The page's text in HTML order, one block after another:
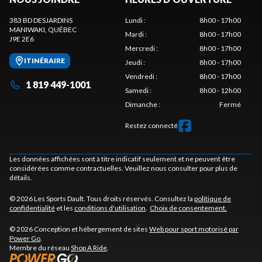
383 BD DESJARDINS
MANIWAKI, QUÉBEC
J9E 2E6
ITINÉRAIRE
1 819 449-1001
Lundi:
8h00 - 17h00
Mardi:
8h00 - 17h00
Mercredi:
8h00 - 17h00
Jeudi:
8h00 - 17h00
Vendredi:
8h00 - 17h00
Samedi:
8h00 - 12h00
Dimanche: Fermé
Restez connecté
Les données affichées sont à titre indicatif seulement et ne peuvent être
considérées comme contractuelles. Veuillez nous consulter pour plus de
détails.
© 2026 Les Sports Dault. Tous droits réservés. Consultez la politique de
confidentialité et les conditions d'utilisation. Choix de consentement.
© 2026 Conception et hébergement de sites Web pour sport motorisé par
Power Go.
Membre du réseau Shop A Ride.